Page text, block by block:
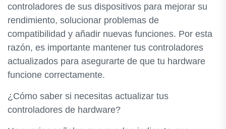
controladores de sus dispositivos para mejorar su
rendimiento, solucionar problemas de
compatibilidad y añadir nuevas funciones. Por esta
razón, es importante mantener tus controladores
actualizados para asegurarte de que tu hardware
funcione correctamente.
¿Cómo saber si necesitas actualizar tus
controladores de hardware?